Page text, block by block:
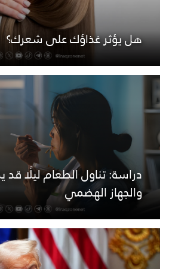
هل يؤثر غذاؤك على شعرك؟
دراسة: تناول الطعام ليلًا قد
والجهاز الهضمي